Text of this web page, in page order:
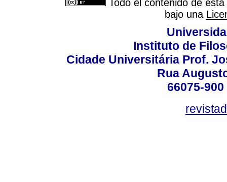
Todo el contenido de
bajo una
Instituto de
Cidade Universitária Prof.
Rua
66075-